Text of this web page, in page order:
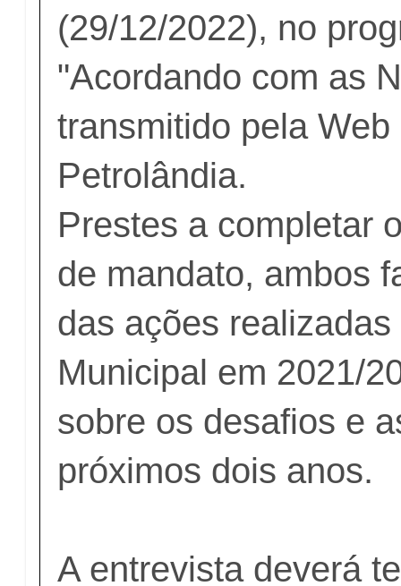
(29/12/2022), no
"Acordando com as
transmitido pela Web
Petrolândia.
Prestes a completar
de mandato, ambos
das ações
Municipal em 2021/
sobre os desafios e
próximos dois anos.
A entrevista deverá